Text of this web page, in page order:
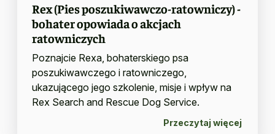
Rex (Pies poszukiwawczo-ratowniczy) -
bohater opowiada o akcjach
ratowniczych
Poznajcie Rexa, bohaterskiego psa
poszukiwawczego i ratowniczego,
ukazującego jego szkolenie, misje i wpływ na
Rex Search and Rescue Dog Service.
Przeczytaj więcej